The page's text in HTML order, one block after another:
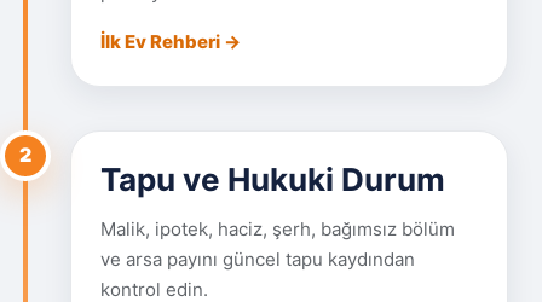
İlk Ev Rehberi →
2
Tapu ve Hukuki Durum
Malik, ipotek, haciz, şerh, bağımsız bölüm
ve arsa payını güncel tapu kaydından
kontrol edin.